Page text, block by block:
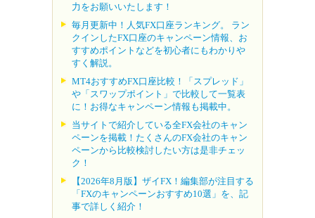
力をお願いいたします！
毎月更新中！人気FX口座ランキング。 ラン
クインしたFX口座のキャンペーン情報、お
すすめポイントなどを初心者にもわかりや
すく解説。
MT4おすすめFX口座比較！「スプレッド」
や「スワップポイント」で比較して一覧表
に！お得なキャンペーン情報も掲載中。
当サイトで紹介している全FX会社のキャン
ペーンを掲載！たくさんのFX会社のキャン
ペーンから比較検討したい方は是非チェッ
ク！
【2026年8月版】ザイFX！編集部が注目する
「FXのキャンペーンおすすめ10選」を、記
事で詳しく紹介！